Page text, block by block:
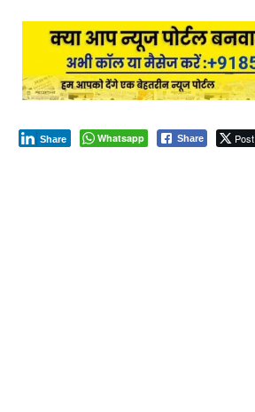
Whatsapp Share Post
Share